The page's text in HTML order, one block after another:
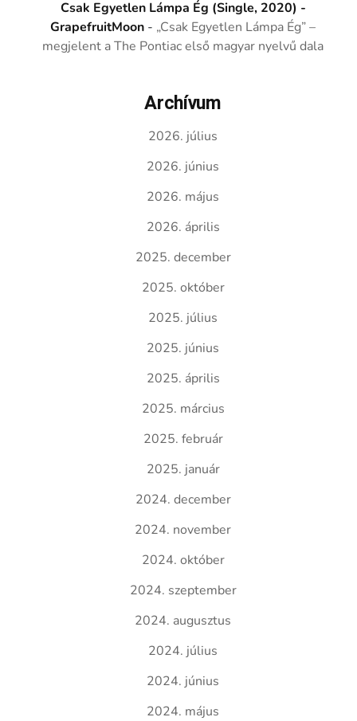
Csak Egyetlen Lámpa Ég (Single, 2020) -
GrapefruitMoon - „Csak Egyetlen Lámpa Ég” –
megjelent a The Pontiac első magyar nyelvű dala
Archívum
2026. július
2026. június
2026. május
2026. április
2025. december
2025. október
2025. július
2025. június
2025. április
2025. március
2025. február
2025. január
2024. december
2024. november
2024. október
2024. szeptember
2024. augusztus
2024. július
2024. június
2024. május